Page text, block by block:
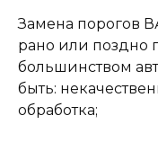
Замена порогов
рано или поздно
большинством
быть:
обработка;